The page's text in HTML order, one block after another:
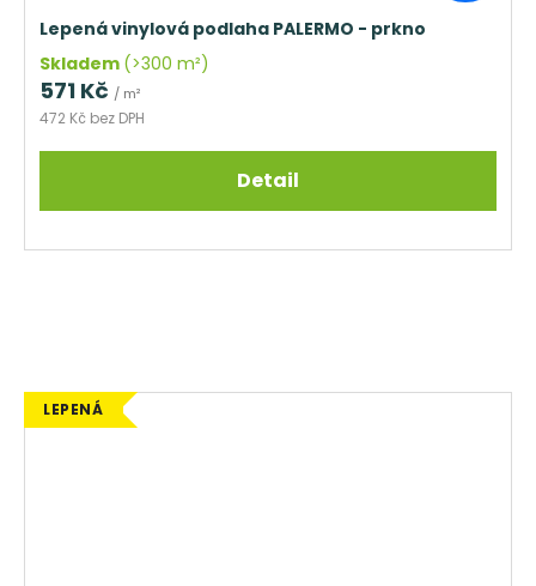
Lepená vinylová podlaha PALERMO - prkno
Skladem (>300 m²)
472 Kč bez DPH
571 Kč / m²
Detail
LEPENÁ